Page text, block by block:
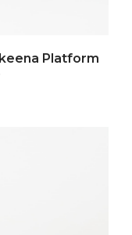
Platform